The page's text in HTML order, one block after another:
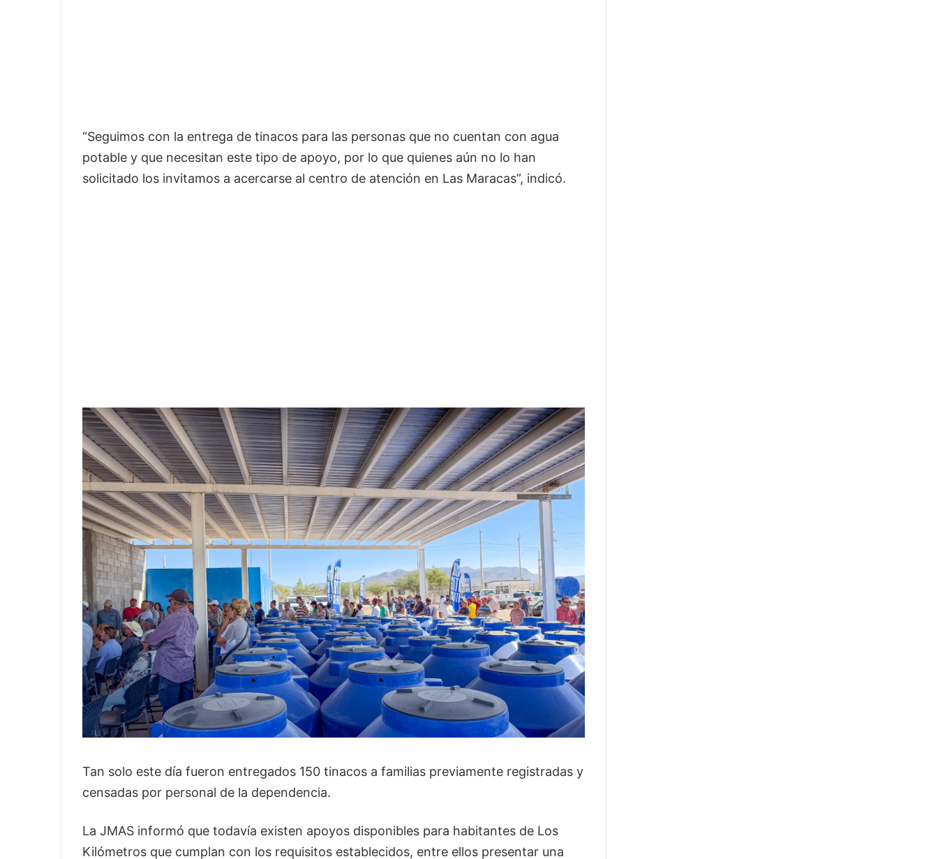
“Seguimos con la entrega de tinacos para las personas que no cuentan con agua
potable y que necesitan este tipo de apoyo, por lo que quienes aún no lo han
solicitado los invitamos a acercarse al centro de atención en Las Maracas”, indicó.
Tan solo este día fueron entregados 150 tinacos a familias previamente registradas y
censadas por personal de la dependencia.
La JMAS informó que todavía existen apoyos disponibles para habitantes de Los
Kilómetros que cumplan con los requisitos establecidos, entre ellos presentar una